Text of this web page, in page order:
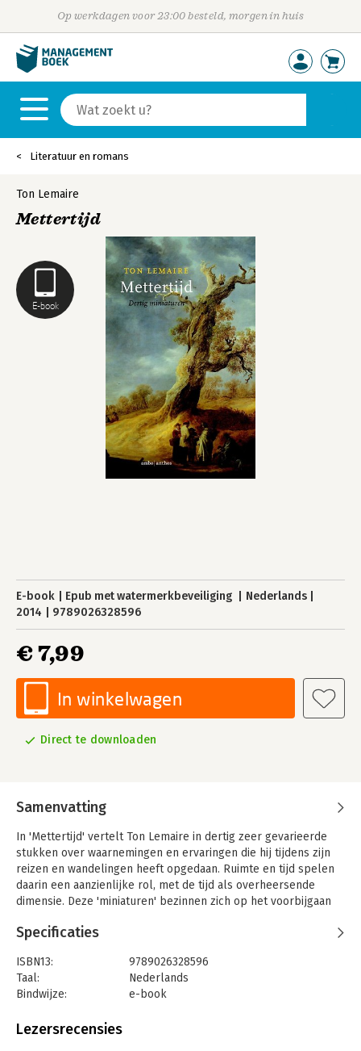
Op werkdagen voor 23:00 besteld, morgen in huis
Literatuur en romans
E-book
Ton Lemaire
Mettertijd
E-book Epub met watermerkbeveiliging
Nederlands
2014
9789026328596
€ 7,99
In winkelwagen
Direct te downloaden
Samenvatting
In 'Mettertijd' vertelt Ton Lemaire in dertig zeer gevarieerde
stukken over waarnemingen en ervaringen die hij tijdens zijn
reizen en wandelingen heeft opgedaan. Ruimte en tijd spelen
daarin een aanzienlijke rol, met de tijd als overheersende
dimensie. Deze 'miniaturen' bezinnen zich op het voorbijgaan
De auteur behandelt een verscheidenheid aan onderwerpen,
waaronder bos en bomen, bronnen en grotten, de Peel, de
Ardennen en Weimar, maar ook beeldhouwen en schilderen,
Latijns-Amerika en ten slotte sterfelijkheid en dood. 'Mettertijd'
ook nieuwe, soms autobiografische elementen.
Specificaties
ISBN13:
9789026328596
Taal:
Nederlands
Bindwijze:
e-book
Bestandsformaat:
Lezersrecensies